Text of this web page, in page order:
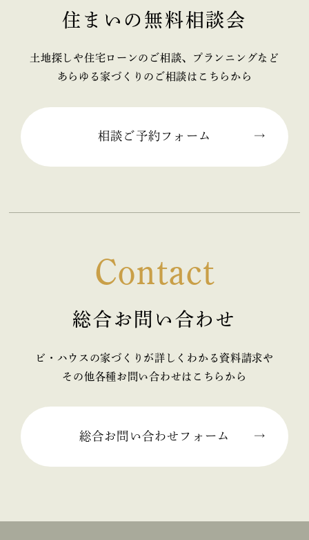
住まいの無料相談会
土地探しや住宅ローンのご相談、プランニングなど
あらゆる家づくりのご相談はこちらから
相談ご予約フォーム
Contact
総合お問い合わせ
ビ・ハウスの家づくりが詳しくわかる資料請求や
その他各種お問い合わせはこちらから
総合お問い合わせフォーム